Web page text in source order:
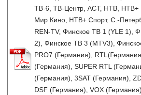
ТВ-6, ТВ-Центр, АСТ, НТВ, НТВ+
Мир Кино, НТВ+ Спорт, С.-
REN-TV, Финское ТВ 1 (YLE 1),
2), Финское ТВ 3 (MTV3),
PRO7 (Германия),
(Германия), SUPER RTL
(Германия), 3SAT (Германия),
DSF (Германия), VOX